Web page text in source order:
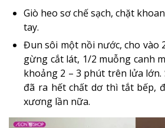
Giò heo sơ chế sạch, chặt
tay.
Đun sôi một nồi nước, cho vào
gừng cắt lát, 1/2 muỗng canh
khoảng 2 – 3 phút trên lửa lớn.
đã ra hết chất dơ thì tắt bếp,
xương lần nữa.